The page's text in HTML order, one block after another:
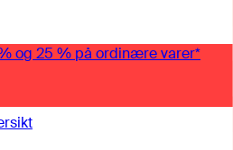
og 25 % på ordinære varer*